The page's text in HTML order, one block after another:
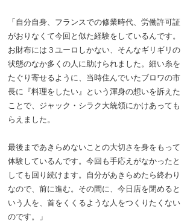
「自分自身、フランスでの修業時代、労働許可証
がおりなくて今回と似た経験をしているんです。
お財布には３ユーロしかない、そんなギリギリの
状態のなか多くの人に助けられました。細い糸を
たぐり寄せるように、当時住んでいたブロワの市
長に『料理をしたい』という渾身の想いを訴えた
ことで、ジャック・シラク大統領にかけあっても
らえました。
最後まであきらめないことの大切さを身をもって
体験しているんです。今回も手応えがなかったと
しても回り続けます。自分があきらめたら終わり
なので、前に進む。その間に、今日店を閉めると
いう人を、首をくくるような人をつくりたくない
のです。」